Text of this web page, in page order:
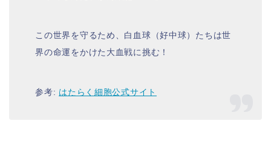
この世界を守るため、白血球（好中球）たちは世
界の命運をかけた大血戦に挑む！
参考: はたらく細胞公式サイト